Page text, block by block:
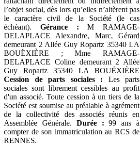
l’objet social, dès lors qu’elles n’altèrent pas
le caractère civil de la Société (le cas
échéant). Gérance : M RAMAGE-
DELAPLACE Alexandre, Marc, Gérard
demeurant 2 Allée Guy Ropartz 35340 LA
BOUËXIÈRE ; Mme RAMAGE-
DELAPLACE Coline demeurant 2 Allée
Guy Ropartz 35340 LA BOUËXIÈRE
Cession de parts sociales : Les parts
sociales sont librement cessibles au profit
d'un associé. Toute cession à un tiers de la
Société est soumise au préalable à agrément
de la collectivité des associés réunis en
Assemblée Générale. Durée : 99 ans à
compter de son immatriculation au RCS de
RENNES.